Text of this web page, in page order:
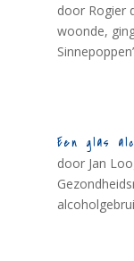
door Rogier
woonde,
Een glas
door Jan